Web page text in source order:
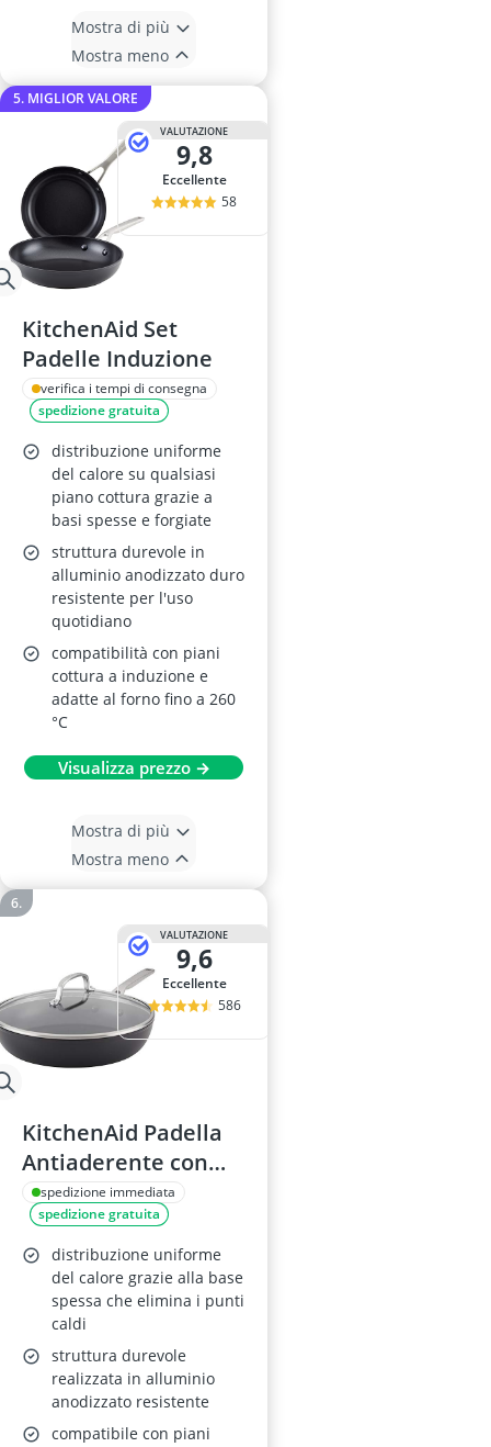
Mostra di più
Mostra meno
5. MIGLIOR VALORE
VALUTAZIONE
9,8
Eccellente
58
KitchenAid Set
Padelle Induzione
verifica i tempi di consegna
spedizione gratuita
distribuzione uniforme
del calore su qualsiasi
piano cottura grazie a
basi spesse e forgiate
struttura durevole in
alluminio anodizzato duro
resistente per l'uso
quotidiano
compatibilità con piani
cottura a induzione e
adatte al forno fino a 260
°C
Visualizza prezzo →
Mostra di più
Mostra meno
VALUTAZIONE
9,6
Eccellente
586
KitchenAid Padella
Antiaderente con
Coperchio
spedizione immediata
spedizione gratuita
distribuzione uniforme
del calore grazie alla base
spessa che elimina i punti
caldi
struttura durevole
realizzata in alluminio
anodizzato resistente
compatibile con piani